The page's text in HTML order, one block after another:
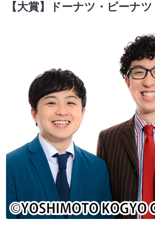
【大賞】ドーナツ・ピーナツ